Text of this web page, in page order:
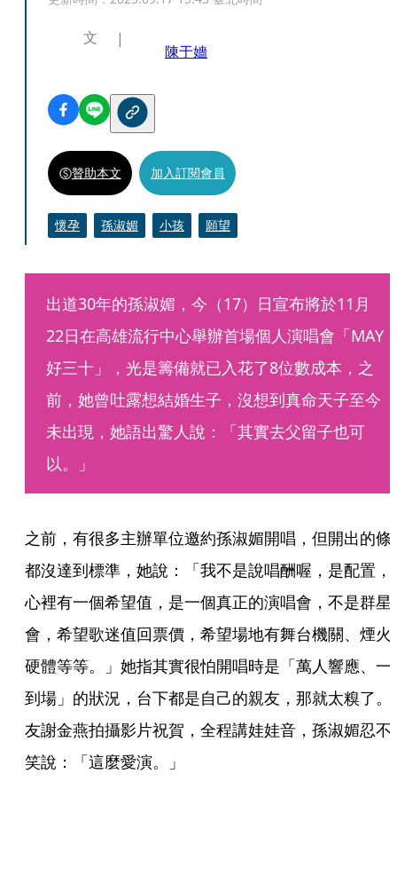
文
陳于嬙
贊助本文 加入訂閱會員
懷孕 孫淑媚 小孩 願望
出道30年的孫淑媚，今（17）日宣布將於11月
22日在高雄流行中心舉辦首場個人演唱會「MAY
好三十」，光是籌備就已入花了8位數成本，之
前，她曾吐露想結婚生子，沒想到真命天子至今
未出現，她語出驚人說：「其實去父留子也可
以。」
之前，有很多主辦單位邀約孫淑媚開唱，但開出的條
都沒達到標準，她說：「我不是說唱酬喔，是配置，
心裡有一個希望值，是一個真正的演唱會，不是群星
會，希望歌迷值回票價，希望場地有舞台機關、煙火
硬體等等。」她指其實很怕開唱時是「萬人響應、一
到場」的狀況，台下都是自己的親友，那就太糗了。
友謝金燕拍攝影片祝賀，全程講娃娃音，孫淑媚忍不
笑說：「這麼愛演。」